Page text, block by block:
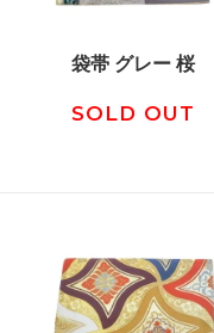
袋帯 グレー 桜
SOLD OUT